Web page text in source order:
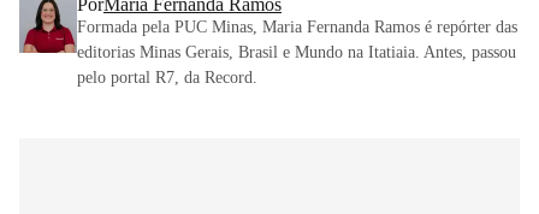
Formada pela PUC Minas, Maria Fernanda Ramos é repórter das
editorias Minas Gerais, Brasil e Mundo na Itatiaia. Antes, passou
pelo portal R7, da Record.